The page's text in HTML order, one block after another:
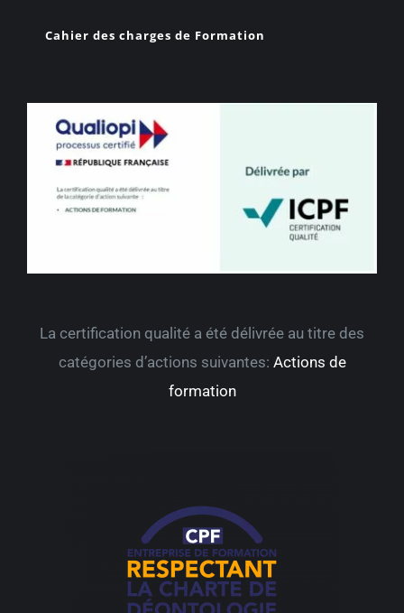
Cahier des charges de Formation
La certification qualité a été délivrée au titre des
catégories d’actions suivantes: Actions de
formation